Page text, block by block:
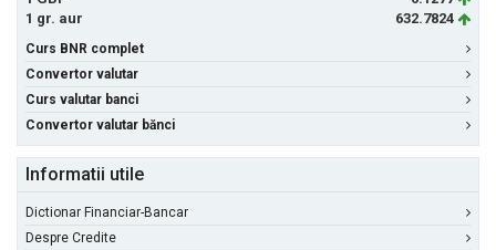
1 gr. aur
632.7824
Curs BNR complet
Convertor valutar
Curs valutar banci
Convertor valutar bănci
Informatii utile
Dictionar Financiar-Bancar
Despre Credite